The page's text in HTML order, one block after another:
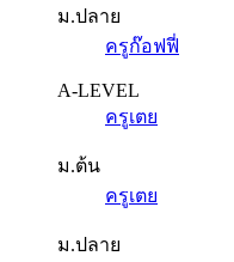
ม.ปลาย
ครูก๊อฟฟี่
A-LEVEL
ครูเตย
ม.ต้น
ครูเตย
ม.ปลาย